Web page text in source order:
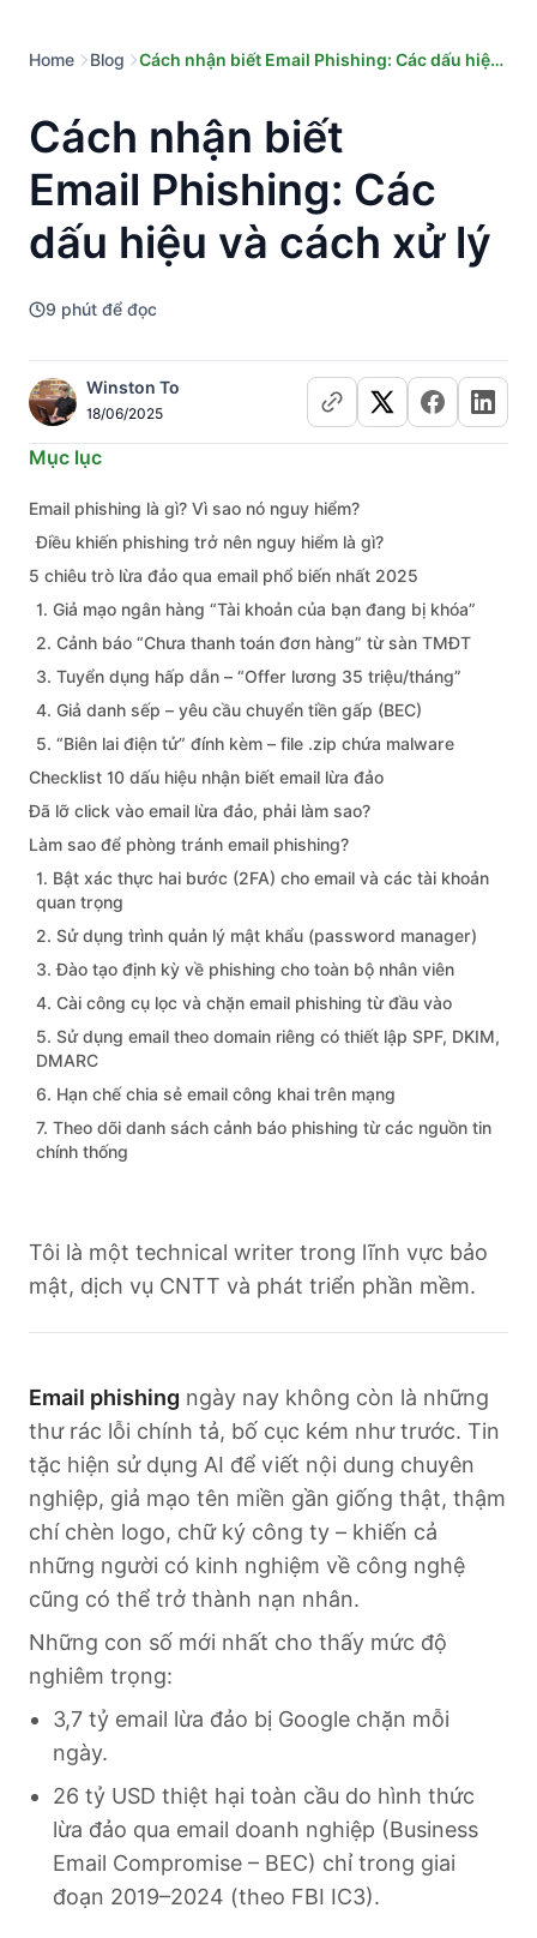
Home Blog
Cách nhận biết Email Phishing: Các dấu hiệu
Cách nhận biết
Email Phishing: Các
dấu hiệu và cách xử lý
9 phút để đọc
Winston To
18/06/2025
Mục lục
Email phishing là gì? Vì sao nó nguy hiểm?
Điều khiến phishing trở nên nguy hiểm là gì?
5 chiêu trò lừa đảo qua email phổ biến nhất 2025
1. Giả mạo ngân hàng “Tài khoản của bạn đang bị khóa”
2. Cảnh báo “Chưa thanh toán đơn hàng” từ sàn TMĐT
3. Tuyển dụng hấp dẫn – “Offer lương 35 triệu/tháng”
4. Giả danh sếp – yêu cầu chuyển tiền gấp (BEC)
5. “Biên lai điện tử” đính kèm – file .zip chứa malware
Checklist 10 dấu hiệu nhận biết email lừa đảo
Đã lỡ click vào email lừa đảo, phải làm sao?
Làm sao để phòng tránh email phishing?
1. Bật xác thực hai bước (2FA) cho email và các tài khoản
quan trọng
2. Sử dụng trình quản lý mật khẩu (password manager)
3. Đào tạo định kỳ về phishing cho toàn bộ nhân viên
4. Cài công cụ lọc và chặn email phishing từ đầu vào
5. Sử dụng email theo domain riêng có thiết lập SPF, DKIM,
DMARC
6. Hạn chế chia sẻ email công khai trên mạng
7. Theo dõi danh sách cảnh báo phishing từ các nguồn tin
chính thống
Tôi là một technical writer trong lĩnh vực bảo
mật, dịch vụ CNTT và phát triển phần mềm.
Email phishing ngày nay không còn là những
thư rác lỗi chính tả, bố cục kém như trước. Tin
tặc hiện sử dụng AI để viết nội dung chuyên
nghiệp, giả mạo tên miền gần giống thật, thậm
chí chèn logo, chữ ký công ty – khiến cả
những người có kinh nghiệm về công nghệ
cũng có thể trở thành nạn nhân.
Những con số mới nhất cho thấy mức độ
nghiêm trọng:
3,7 tỷ email lừa đảo bị Google chặn mỗi
ngày.
26 tỷ USD thiệt hại toàn cầu do hình thức
lừa đảo qua email doanh nghiệp (Business
Email Compromise – BEC) chỉ trong giai
đoạn 2019–2024 (theo FBI IC3).